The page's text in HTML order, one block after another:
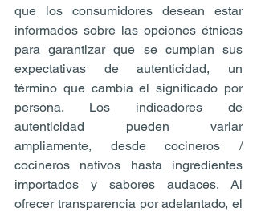
que los consumidores desean estar
informados sobre las opciones étnicas
para garantizar que se cumplan sus
expectativas de autenticidad, un
término que cambia el significado por
persona. Los indicadores de
autenticidad pueden variar
ampliamente, desde cocineros /
cocineros nativos hasta ingredientes
importados y sabores audaces. Al
ofrecer transparencia por adelantado, el